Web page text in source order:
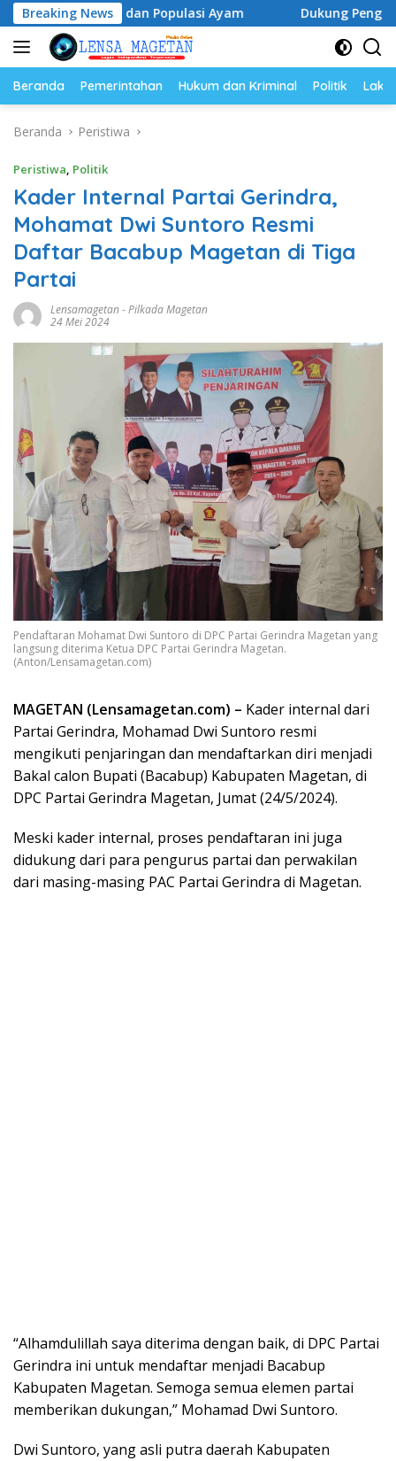
Langsung
ke
konten
Breaking News
dan Populasi Ayam Dukung Pengembangan
Beranda Pemerintahan Hukum dan Kriminal Politik
Beranda Peristiwa
Peristiwa, Politik
Kader Internal Partai Gerindra,
Mohamat Dwi Suntoro Resmi
Daftar Bacabup Magetan di Tiga
Partai
Lensamagetan-Pilkada Magetan
24 Mei 2024
Pendaftaran Mohamat Dwi Suntoro di DPC Partai Gerindra Magetan yang
langsung diterima Ketua DPC Partai Gerindra Magetan.
(Anton/Lensamagetan.com)
MAGETAN (Lensamagetan.com) – Kader internal dari
Partai Gerindra, Mohamad Dwi Suntoro resmi
mengikuti penjaringan dan mendaftarkan diri menjadi
Bakal calon Bupati (Bacabup) Kabupaten Magetan, di
DPC Partai Gerindra Magetan, Jumat (24/5/2024).
Meski kader internal, proses pendaftaran ini juga
didukung dari para pengurus partai dan perwakilan
dari masing-masing PAC Partai Gerindra di Magetan.
“Alhamdulillah saya diterima dengan baik, di DPC Partai
Gerindra ini untuk mendaftar menjadi Bacabup
Kabupaten Magetan. Semoga semua elemen partai
memberikan dukungan,” Mohamad Dwi Suntoro.
Dwi Suntoro, yang asli putra daerah Kabupaten